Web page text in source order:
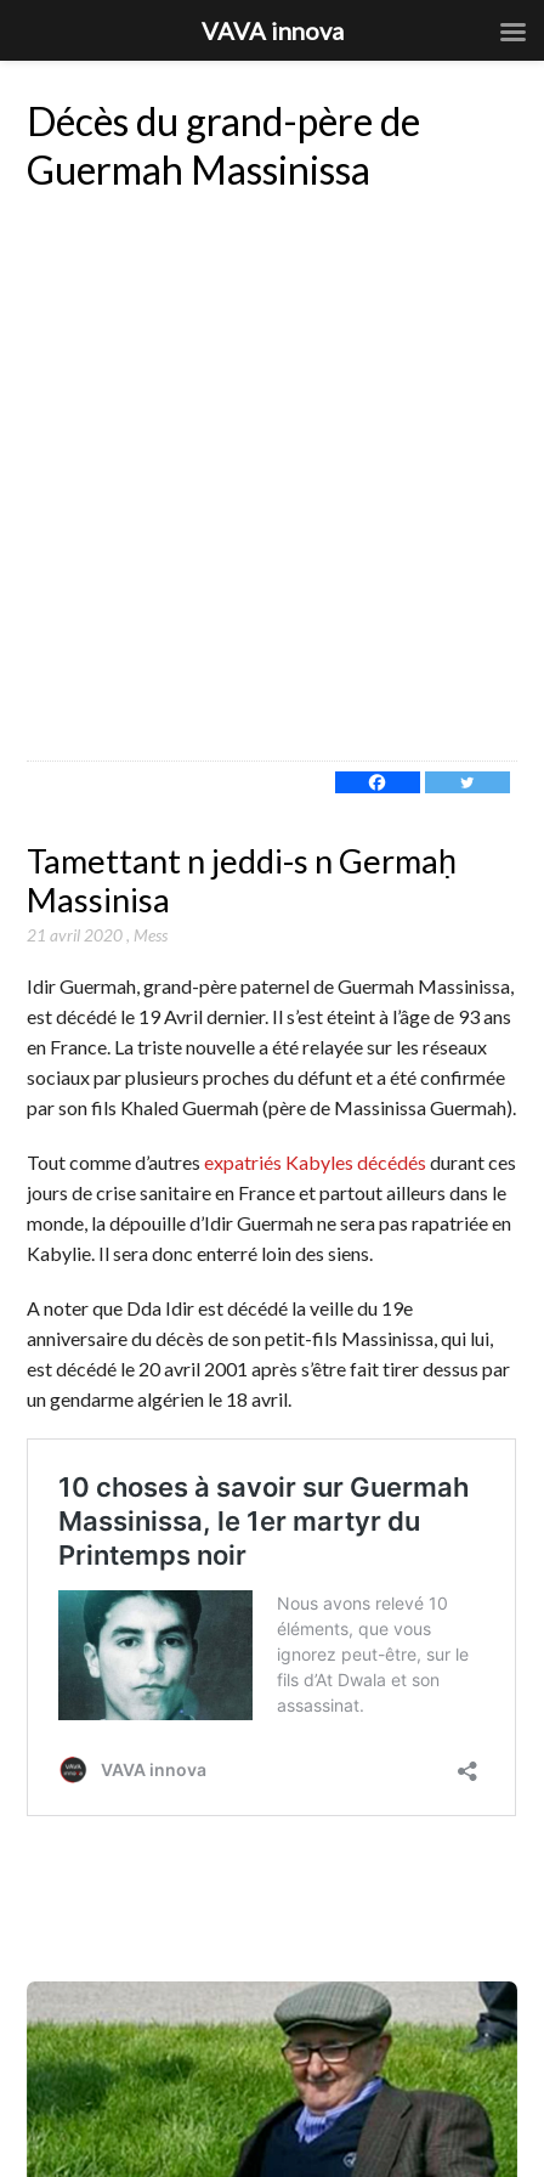
Décès du grand-père de
Guermah Massinissa
Tamettant n jeddi-s n Germaḥ
Massinisa
21 avril 2020, Mess
Idir Guermah, grand-père paternel de Guermah Massinissa,
est décédé le 19 Avril dernier. Il s’est éteint à l’âge de 93 ans
en France. La triste nouvelle a été relayée sur les réseaux
sociaux par plusieurs proches du défunt et a été confirmée
par son fils Khaled Guermah (père de Massinissa Guermah).
Tout comme d’autresexpatriés Kabyles décédés durant ces
jours de crise sanitaire en France et partout ailleurs dans le
monde, la dépouille d’Idir Guermah ne sera pas rapatriée en
Kabylie. Il sera donc enterré loin des siens.
A noter que Dda Idir est décédé la veille du 19e
anniversaire du décès de son petit-fils Massinissa, qui lui,
est décédé le 20 avril 2001 après s’être fait tirer dessus par
un gendarme algérien le 18 avril.
VAVA innova